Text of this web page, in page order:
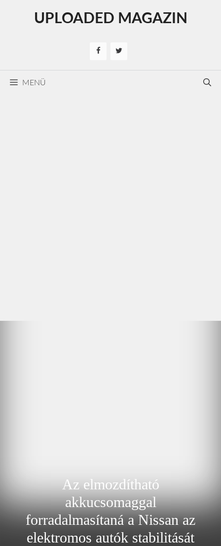
UPLOADED MAGAZIN
MENÜ
Az elmozdítható
akkucsomaggal
forradalmasítaná a Nissan az
elektromos autók stabilitását